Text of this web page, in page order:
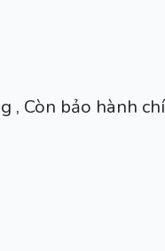
, Còn bảo hành